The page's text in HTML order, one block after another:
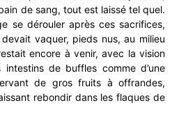
de sang, tout est laissé tel quel.
se dérouler après ces sacrifices,
vaquer, pieds nus, au milieu
encore à venir, avec la vision
intestins de buffles comme d’une
de gros fruits à offrandes,
rebondir dans les flaques de